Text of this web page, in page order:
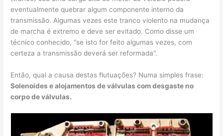
eventualmente quebrar algum componente interno da
transmissão. Algumas vezes este tranco violento na mudança
de marcha é extremo e deve ser evitado. Como disse um
técnico conhecido, “se isto for feito algumas vezes, com
certeza a transmissão deverá ser reformada”.
Então, qual a causa destas flutuações? Numa simples frase:
Solenoides e alojamentos de válvulas com desgaste no
corpo de válvulas.